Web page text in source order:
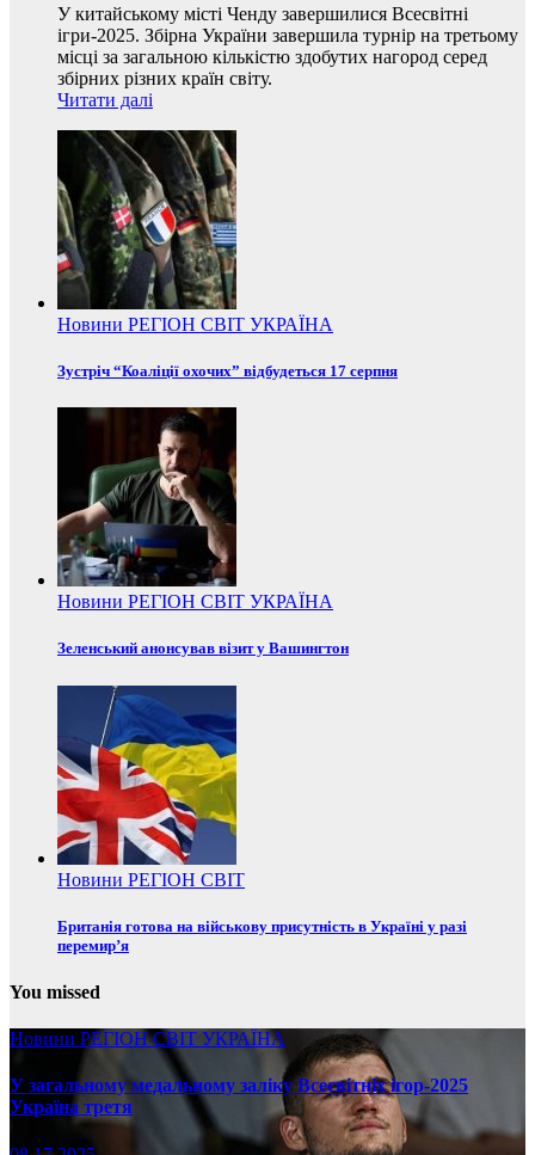
У китайському місті Ченду завершилися Всесвітні
ігри-2025. Збірна України завершила турнір на третьому
місці за загальною кількістю здобутих нагород серед
збірних різних країн світу.
Читати далі
Новини РЕГІОН СВІТ УКРАЇНА
Зустріч “Коаліції охочих” відбудеться 17 серпня
Новини РЕГІОН СВІТ УКРАЇНА
Зеленський анонсував візит у Вашингтон
Новини РЕГІОН СВІТ
Британія готова на військову присутність в Україні у разі
перемир’я
You missed
Новини РЕГІОНСВІТ УКРАЇНА
У загальному медальному заліку Всесвітніх ігор-2025
Україна третя